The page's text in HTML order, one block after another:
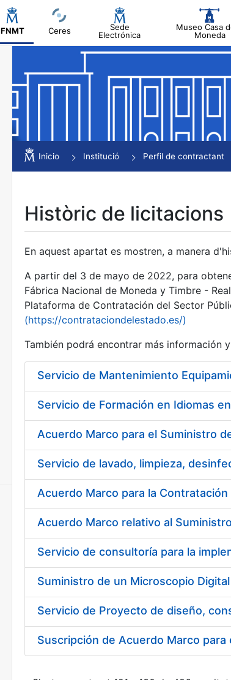
FNMT Ceres
Sede
Electrónica
Museo Casa
Moneda
Mostra/Amaga
Mostra/Amaga
Mostra/Amaga
Mostra/Amaga
Mostra/Amaga
Inicio Institució Perfil de contractant
Històric de licitacions
En aquest apartat es mostren, a manera
A partir del 3 de mayo de 2022, para
Fábrica Nacional de Moneda y Timbre -
Plataforma de Contratación del Sector
(https://contrataciondelestado.es/)
También podrá encontrar más información
Servicio de Mantenimiento
Servicio de Formación en Idiomas
Acuerdo Marco para la
Acuerdo Marco relativo al
Suministro de un Microscopio
Servicio de Proyecto de diseño,
Suscripción de Acuerdo Marco para